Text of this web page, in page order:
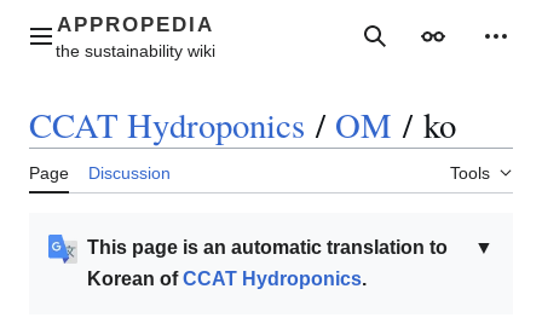
contentMain menu SearchAppearance
CCAT Hydroponics / OM / ko
Page Discussion Tools
▼
This page is an automatic translation to
Korean ofCCAT Hydroponics.